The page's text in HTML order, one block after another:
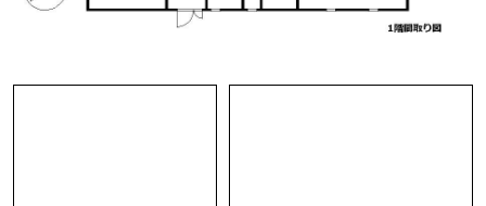
２階は洋室２間とLDK、部屋数は多くないもの